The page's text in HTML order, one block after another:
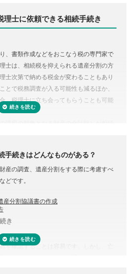
理士に依頼できる相続手続き
、書類作成などをおこなう税の専門家で
士は、相続税を抑えられる遺産分割の方
士次第で納める税金が変わることもあり
とで税務調査が入る可能性も減るほか、
、税理士に立ち会ってもらうことも可能
手続きはどんなものがある？
産の調査、遺産分割をする際に考慮すべ
どです。
産分割協議書の作成
き
を確認することは容易です。しかし、亡